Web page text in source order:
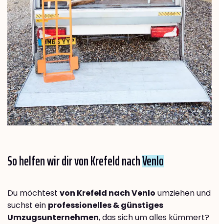
So helfen wir dir von Krefeld nachVenlo
Du möchtest von Krefeld nach Venlo umziehen und
suchst ein professionelles & günstiges
Umzugsunternehmen, das sich um alles kümmert?